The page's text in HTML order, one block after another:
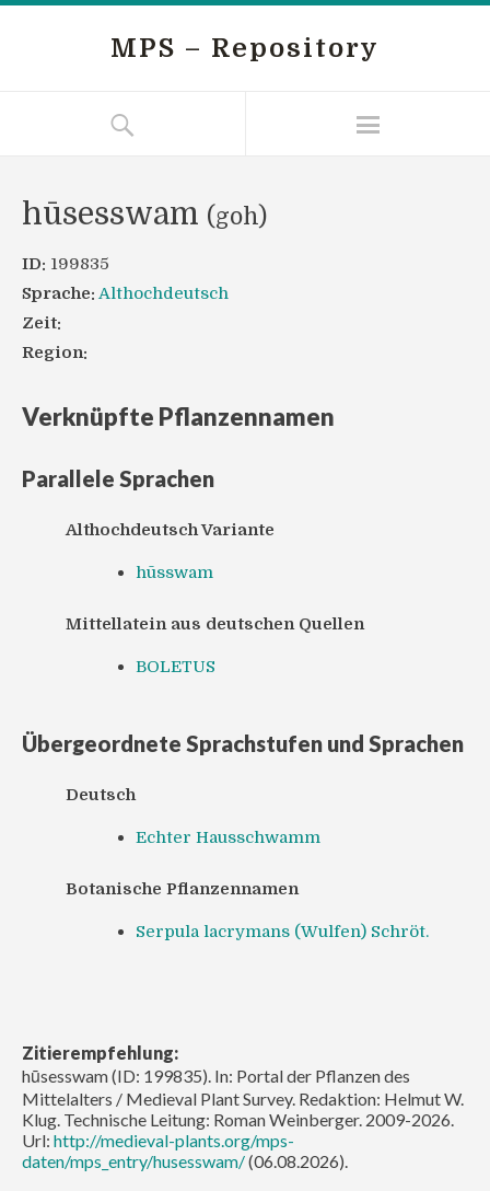
MPS – Repository
hūsesswam (goh)
ID: 199835
Sprache: Althochdeutsch
Zeit:
Region:
Verknüpfte Pflanzennamen
Parallele Sprachen
Althochdeutsch Variante
hūsswam
Mittellatein aus deutschen Quellen
BOLETUS
Übergeordnete Sprachstufen und Sprachen
Deutsch
Echter Hausschwamm
Botanische Pflanzennamen
Serpula lacrymans (Wulfen) Schröt.
Zitierempfehlung:
hūsesswam (ID: 199835). In: Portal der Pflanzen des
Mittelalters / Medieval Plant Survey. Redaktion: Helmut W.
Klug. Technische Leitung: Roman Weinberger. 2009-2026.
Url: http://medieval-plants.org/mps-
daten/mps_entry/husesswam/(06.08.2026).